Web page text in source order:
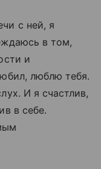
с ней, я
в том,
и
люблю тебя.
И я счастлив,
в себе.